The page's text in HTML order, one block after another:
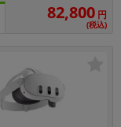
82,800 円
(税込)